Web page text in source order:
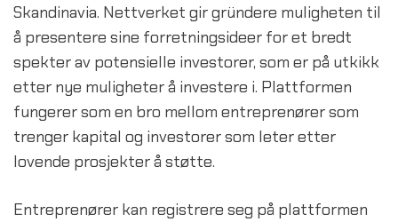
Skandinavia. Nettverket gir gründere muligheten til
å presentere sine forretningsideer for et bredt
spekter av potensielle investorer, som er på utkikk
etter nye muligheter å investere i. Plattformen
fungerer som en bro mellom entreprenører som
trenger kapital og investorer som leter etter
lovende prosjekter å støtte.
Entreprenører kan registrere seg på plattformen